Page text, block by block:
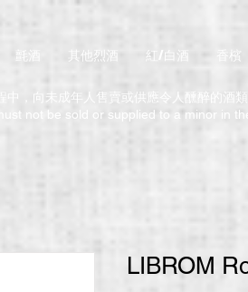
氈酒 其他烈酒 紅/白酒 香檳
中，向未成年人售賣或供應令人醺醉的酒
not be sold or supplied to a minor in
LIBROM